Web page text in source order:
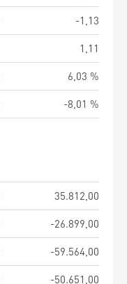
-1,13
1,11
6,03 %
-8,01 %
35.812,00
-26.899,00
-59.564,00
-50.651,00